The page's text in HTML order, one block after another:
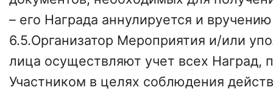
– его Награда аннулируется и
6.5.Организатор Мероприятия и/или
лица осуществляют учет всех Наград,
Участником в целях соблюдения